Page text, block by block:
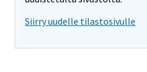
Siirry uudelle tilastosivulle